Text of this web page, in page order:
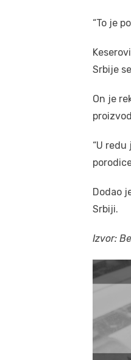
“To je
Srbije
On je
“U
Dodao
Srbiji.
Izvor: